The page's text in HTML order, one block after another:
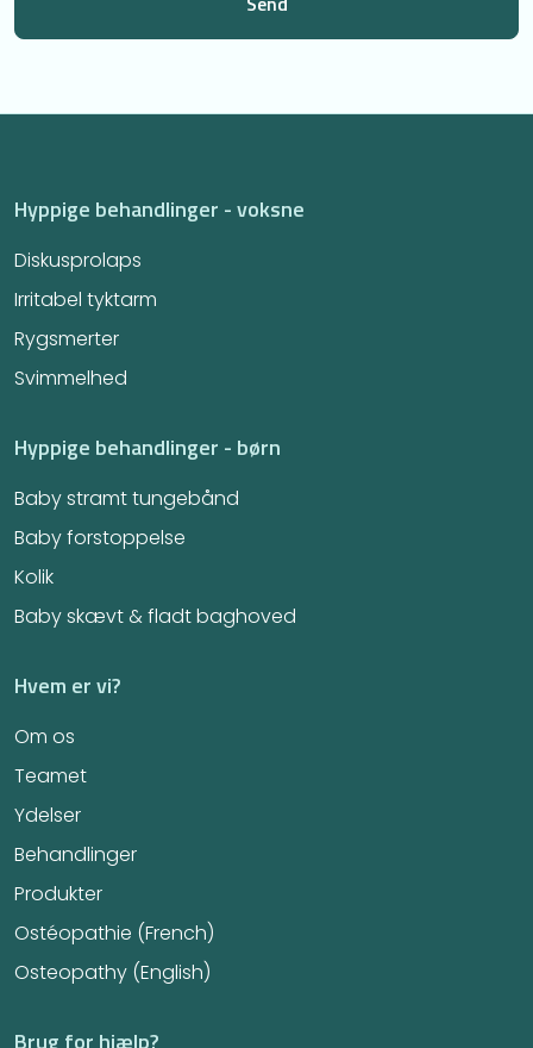
Hyppige behandlinger - voksne
Diskusprolaps
Irritabel tyktarm​
Rygsmerter
Svimmelhed
Hyppige behandlinger - børn
Baby stramt tungebånd
Baby forstoppelse
Kolik
Baby skævt & fladt baghoved
Hvem er vi?
Om os
Teamet
Ydelser
Behandlinger
Produkter
Ostéopathie (French)
Osteopathy (English)